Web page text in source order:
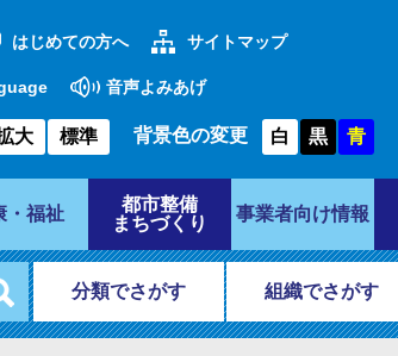
はじめての方へ サイトマップ
音声よみあげ
大 標準 背景色の変更 白 黒 青
・福祉
都市整備
まちづくり
事業者向け情報
分類でさがす 組織でさがす